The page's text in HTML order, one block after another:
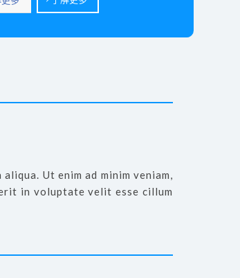
aliqua. Ut enim ad minim veniam,
in voluptate velit esse cillum